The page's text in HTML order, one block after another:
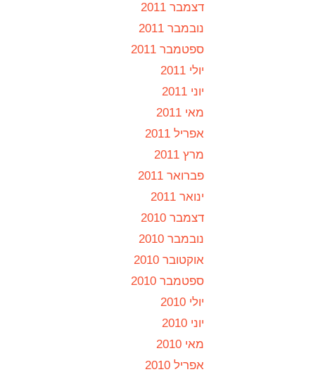
דצמבר 2011
נובמבר 2011
ספטמבר 2011
יולי 2011
יוני 2011
מאי 2011
אפריל 2011
מרץ 2011
פברואר 2011
ינואר 2011
דצמבר 2010
נובמבר 2010
אוקטובר 2010
ספטמבר 2010
יולי 2010
יוני 2010
מאי 2010
אפריל 2010